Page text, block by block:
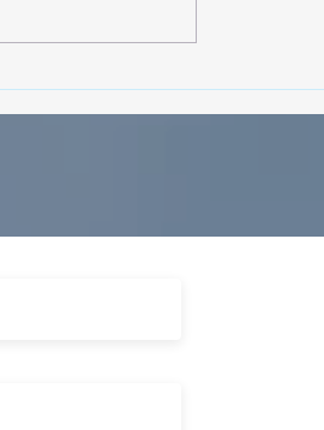
organizada por